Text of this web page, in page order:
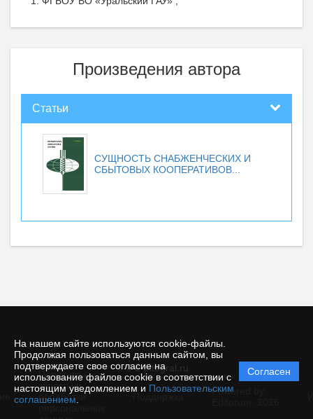
На нашем сайте используются cookie-файлы.
Продолжая пользоваться данным сайтом, вы
подтверждаете свое согласие на
использование файлов cookie в соответствии с
настоящим уведомлением и Пользовательским
соглашением
Согласен
Произведения автора
Статьи
СУЩНОСТЬ СНАБЖЕНЧЕСКИХ И
СБЫТОВЫХ КООПЕРАТИВОВ...
© e-integral.ru
Политика
защиты и
обработки
Powered by